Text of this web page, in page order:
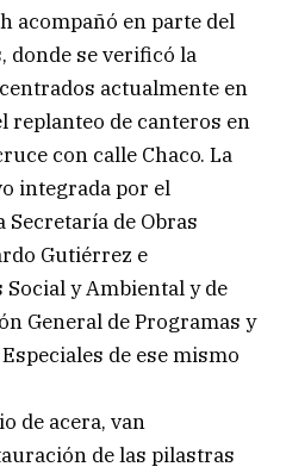
acompañó en parte del
donde se verificó la
actualmente en
replanteo de canteros en
con calle Chaco. La
integrada por el
de Obras
Gutiérrez e
y Ambiental y de
General de Programas y
de ese mismo
de acera, van
de las pilastras